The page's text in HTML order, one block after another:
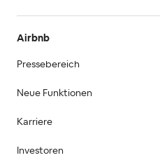
Airbnb
Pressebereich
Neue Funktionen
Karriere
Investoren